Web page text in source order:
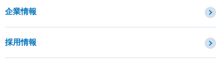
OTセキュリティ
IoTプロダクトセキュリティ
企業情報
採用情報